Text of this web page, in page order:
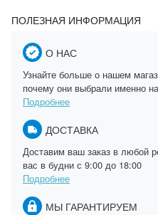
ПОЛЕЗНАЯ ИНФОРМАЦИЯ
О НАС
Узнайте больше о нашем
почему они выбрали именно
Подробнее
ДОСТАВКА
Доставим ваш заказ в любой
вас в будни с 9:00 до 18:00
Подробнее
МЫ ГАРАНТИРУЕМ